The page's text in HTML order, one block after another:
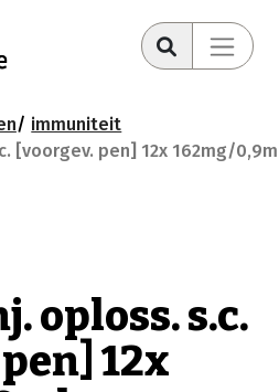
immuniteit
[voorgev. pen] 12x 162mg/
oploss. s.c.
12x